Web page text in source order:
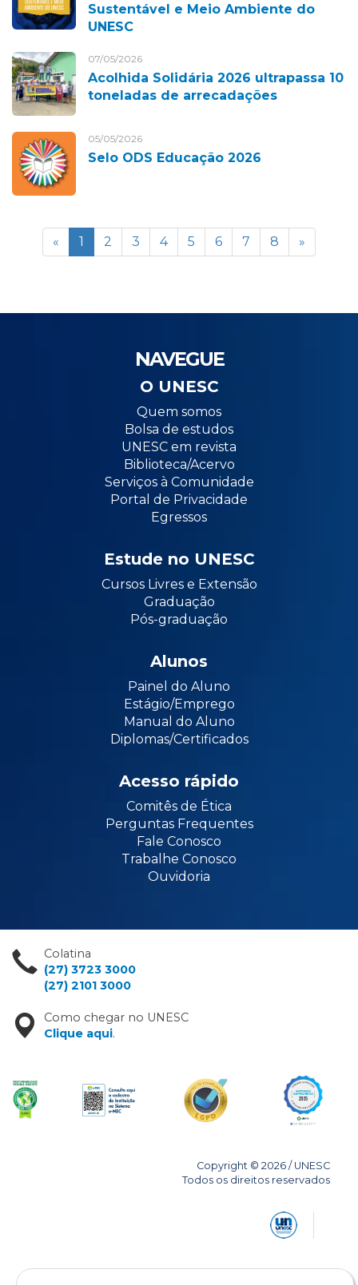
Sustentável e Meio Ambiente do
UNESC
07/05/2026
Acolhida Solidária 2026 ultrapassa 10
toneladas de arrecadações
05/05/2026
Selo ODS Educação 2026
« 1 2 3 4 5 6 7 8 »
NAVEGUE
O UNESC
Quem somos
Bolsa de estudos
UNESC em revista
Biblioteca/Acervo
Serviços à Comunidade
Portal de Privacidade
Egressos
Estude no UNESC
Cursos Livres e Extensão
Graduação
Pós-graduação
Alunos
Painel do Aluno
Estágio/Emprego
Manual do Aluno
Diplomas/Certificados
Acesso rápido
Comitês de Ética
Perguntas Frequentes
Fale Conosco
Trabalhe Conosco
Ouvidoria
Colatina
(27) 3723 3000
(27) 2101 3000
Como chegar no UNESC
Clique aqui.
Copyright © 2026 / UNESC
Todos os direitos reservados